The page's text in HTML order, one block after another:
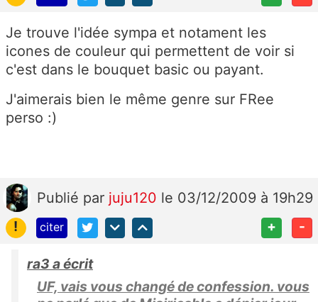
Je trouve l'idée sympa et notament les
icones de couleur qui permettent de voir si
c'est dans le bouquet basic ou payant.
J'aimerais bien le même genre sur FRee
perso :)
Publié par juju120 le 03/12/2009 à 19h29
!
citer + -
ra3 a écrit
UF, vais vous changé de confession. vous